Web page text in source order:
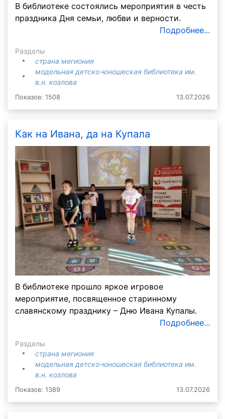
В библиотеке состоялись мероприятия в честь
праздника Дня семьи, любви и верности.
Подробнее...
Разделы
страна мегиония
модельная детско-юношеская библиотека им.
в.н. козлова
Показов: 1508 13.07.2026
Как на Ивана, да на Купала
В библиотеке прошло яркое игровое
мероприятие, посвященное старинному
славянскому празднику – Дню Ивана Купалы.
Подробнее...
Разделы
страна мегиония
модельная детско-юношеская библиотека им.
в.н. козлова
Показов: 1389 13.07.2026